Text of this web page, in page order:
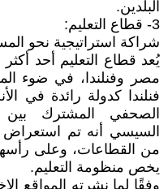
البلدين.
3- قطاع التعليم:
شراكة استراتيجية نحو
يُعد قطاع التعليم أحد أكثر
مصر وفنلندا، في ضوء
فنلندا كدولة رائدة في
الصحفي المشترك بين
السيسي أنه تم
من القطاعات، وعلى رأسها
يخص منظومة التعليم.